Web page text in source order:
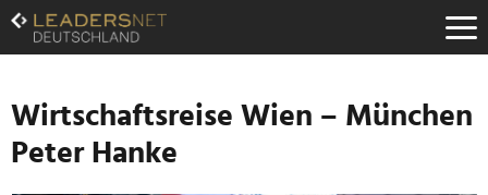
Zum
Inhalt
Zur
Navigation
Zur
Hauptnavigation
Wirtschaftsreise Wien – München
Peter Hanke